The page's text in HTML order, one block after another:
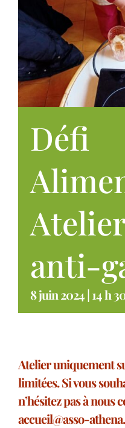
Défi
anti-
8 juin 2024 | 14 h
Atelier uniquement
limitées. Si vous
n’hésitez pas à nous
accueil@asso-